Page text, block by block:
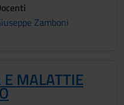
Zamboni
MALATTIE